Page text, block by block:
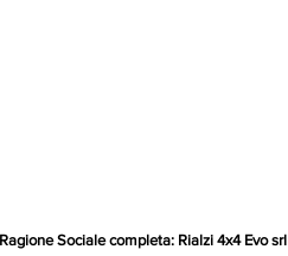
Sociale completa: Rialzi 4x4 Evo srl